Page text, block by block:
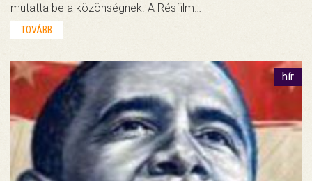
mutatta be a közönségnek. A Résfilm…
TOVÁBB
hír